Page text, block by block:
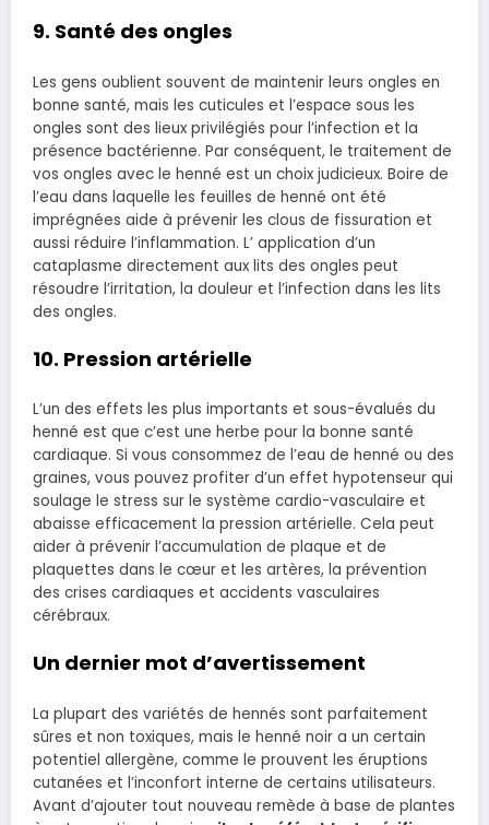
9. Santé des ongles
Les gens oublient souvent de maintenir leurs ongles en
bonne santé, mais les cuticules et l’espace sous les
ongles sont des lieux privilégiés pour l’infection et la
présence bactérienne. Par conséquent, le traitement de
vos ongles avec le henné est un choix judicieux. Boire de
l’eau dans laquelle les feuilles de henné ont été
imprégnées aide à prévenir les clous de fissuration et
aussi réduire l’inflammation. L’ application d’un
cataplasme directement aux lits des ongles peut
résoudre l’irritation, la douleur et l’infection dans les lits
des ongles.
10. Pression artérielle
L’un des effets les plus importants et sous-évalués du
henné est que c’est une herbe pour la bonne santé
cardiaque. Si vous consommez de l’eau de henné ou des
graines, vous pouvez profiter d’un effet hypotenseur qui
soulage le stress sur le système cardio-vasculaire et
abaisse efficacement la pression artérielle. Cela peut
aider à prévenir l’accumulation de plaque et de
plaquettes dans le cœur et les artères, la prévention
des crises cardiaques et accidents vasculaires
cérébraux.
Un dernier mot d’avertissement
La plupart des variétés de hennés sont parfaitement
sûres et non toxiques, mais le henné noir a un certain
potentiel allergène, comme le prouvent les éruptions
cutanées et l’inconfort interne de certains utilisateurs.
Avant d’ajouter tout nouveau remède à base de plantes